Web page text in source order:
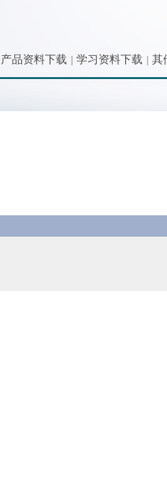
产品资料下载 学习资料下载 其